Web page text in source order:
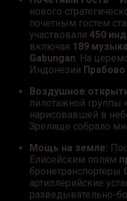
нового
почетным гостем
участвовали 450
включая 189
Gabungan. На
Индонезии Прабово
Воздушное
пилотажной группы
нарисовавшей в
Зрелище собрало
Мощь на земле:
Елисейским полям
бронетранспортеры
артиллерийские
разведывательно-